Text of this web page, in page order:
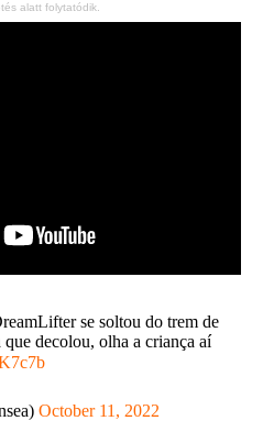
alatt folytatódik.
se soltou do trem de
decolou, olha a criança aí
October 11, 2022